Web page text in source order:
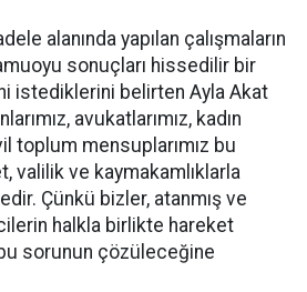
alanında yapılan çalışmaların
sonuçları hissedilir bir
istediklerini belirten Ayla Akat
avukatlarımız, kadın
toplum mensuplarımız bu
valilik ve kaymakamlıklarla
Çünkü bizler, atanmış ve
halkla birlikte hareket
sorunun çözüleceğine